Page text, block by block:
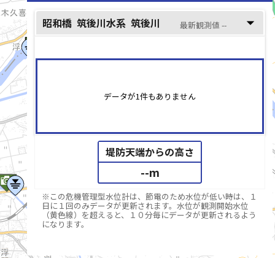
筑後川(ちくごがわ)
昭和橋 筑後川水系 筑後川 最新観測値 -- arrow_drop_down
データが1件もありません
堤防天端からの高さ
--m
※この危機管理型水位計は、節電のため水位が低い時は、１
日に１回のみデータが更新されます。水位が観測開始水位
（黄色線）を超えると、１０分毎にデータが更新されるよう
になります。